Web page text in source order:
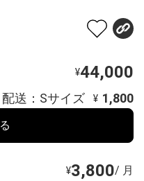
¥44,000
配送：Sサイズ ¥ 1,800
¥3,800/ 月